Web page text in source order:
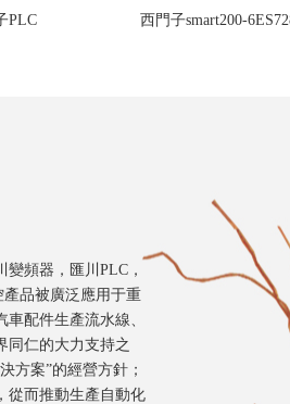
PLC 西門子smart200-
頻器，匯川PLC，
產品被廣泛應用于重
配件生產流水線、
同仁的大力支持之
方案”的經營方針；
從而推動生產自動化